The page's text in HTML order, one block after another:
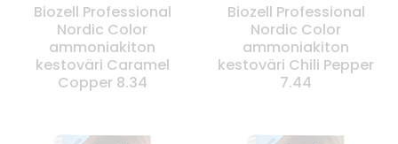
Biozell Professional
Nordic Color
ammoniakiton
kestoväri Caramel
Copper 8.34
Biozell Professional
Nordic Color
ammoniakiton
kestoväri Chili Pepper
7.44